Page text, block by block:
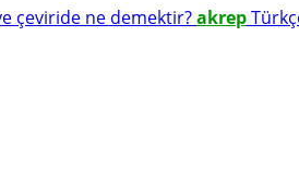
çeviride ne demektir?akrep